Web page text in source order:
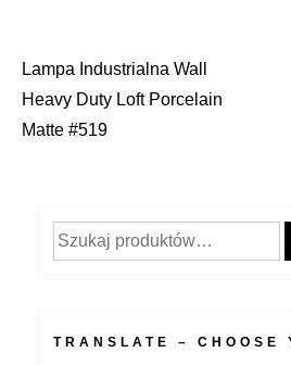
Nawigacja
wpisu
Lampa Industrialna Wall
Heavy Duty Loft Porcelain
Matte #519
Szukaj:
TRANSLATE – CHOOSE